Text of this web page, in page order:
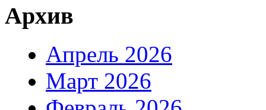
Архив
Апрель 2026
Март 2026